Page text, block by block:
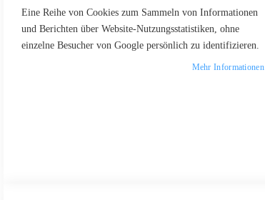
Eine Reihe von Cookies zum Sammeln von Informationen
und Berichten über Website-Nutzungsstatistiken, ohne
einzelne Besucher von Google persönlich zu identifizieren.
Mehr Informationen